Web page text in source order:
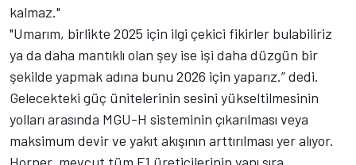
kalmaz."
"Umarım, birlikte 2025 için ilgi çekici fikirler bulabiliriz
ya da daha mantıklı olan şey ise işi daha düzgün bir
şekilde yapmak adına bunu 2026 için yaparız.” dedi.
Gelecekteki güç ünitelerinin sesini yükseltilmesinin
yolları arasında MGU-H sisteminin çıkarılması veya
maksimum devir ve yakıt akışının arttırılması yer alıyor.